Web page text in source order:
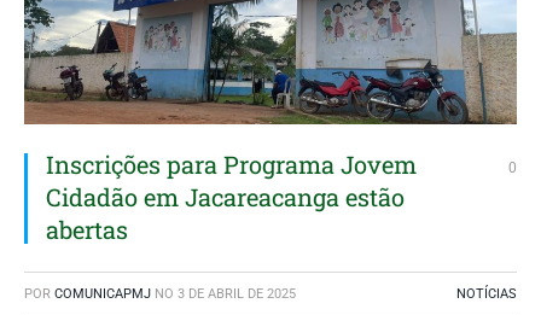
Inscrições para Programa Jovem
Cidadão em Jacareacanga estão
abertas
0
POR COMUNICAPMJ NO 3 DE ABRIL DE 2025 NOTÍCIAS